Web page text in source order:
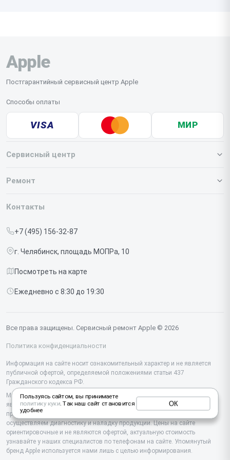
Apple
Постгарантийный сервисный центр Apple
Способы оплаты
VISA МИР
Сервисный центр
О нашем сервисе
Срочный ремонт
Доставка и способы оплаты
Диагностика
Контакты
Ремонт
Iphone
Studio Display
Vision Pro
Контакты
+7 (495) 156-32-87
г. Челябинск, площадь МОПРа, 10
Посмотреть на карте
Ежедневно с 8:30 до 19:30
Все права защищены. Сервисный ремонт Apple © 2026
Политика конфиденциальности
Информация на сайте носит ознакомительный характер и не является
публичной офертой, определяемой положениями статьи 437
Гражданского кодекса РФ.
Мы специализируемся на обслуживании и ремонте техники Apple, но не
являемся их официальным представителем. Предоставляем
профессиональные услуги после истечения гарантии, а также
осуществляем диагностику и наладку продукции. Цены на сайте
ориентировочные и не являются офертой, актуальную стоимость
узнавайте у наших специалистов по телефонам на сайте. Упомянутый
бренд Apple используется нами лишь с целью информирования.
Пользуясь сайтом, вы принимаете
политику куки. Так наш сайт становится
удобнее
ОК